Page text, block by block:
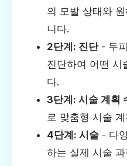
의 모발 상태와
니다.
2단계: 진단- 두
진단하여 어떤 시
다.
3단계: 시술 계획
로 맞춤형 시술
4단계: 시술 - 다
하는 실제 시술